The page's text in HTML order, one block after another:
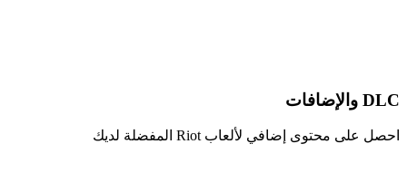
DLC والإضافات
احصل على محتوى إضافي لألعاب Riot المفضلة لديك